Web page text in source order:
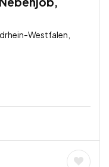
Westfalen,